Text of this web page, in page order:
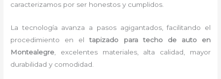
caracterizamos por ser honestos y cumplidos.
La tecnología avanza a pasos agigantados, facilitando el
procedimiento en eltapizado para techo de auto en
Montealegre , excelentes materiales, alta calidad, mayor
durabilidad y comodidad.